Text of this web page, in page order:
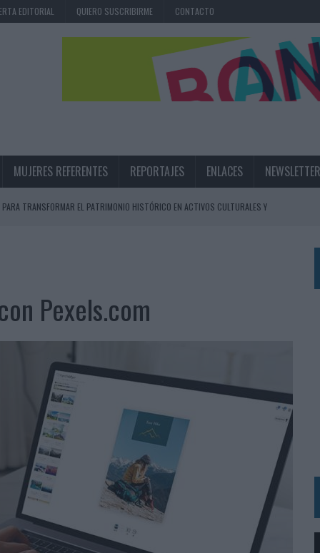
EDITORIAL QUIERO SUSCRIBIRME CONTACTO
MUJERES REFERENTES REPORTAJES ENLACES NEWSLETTER
TRANSFORMAR EL PATRIMONIO HISTÓRICO EN ACTIVOS CULTURALES Y
EN SU ÚLTIMA CAMPAÑA INTERNACIONAL
MARCA A LARGO PLAZO Y LA MEDICIÓN SON DOS CARAS DE LA MISMA
DE INUSUALY PARA CERVEZA CAPAZ
ORANGE
OPORTUNIDAD DE INCLUSIÓN
EN SU NUEVA CAMPAÑA GLOBAL DE MARCA
REGRESO DEL FÚTBOL
CAMISETA FOREVER GREEN
Pexels.com